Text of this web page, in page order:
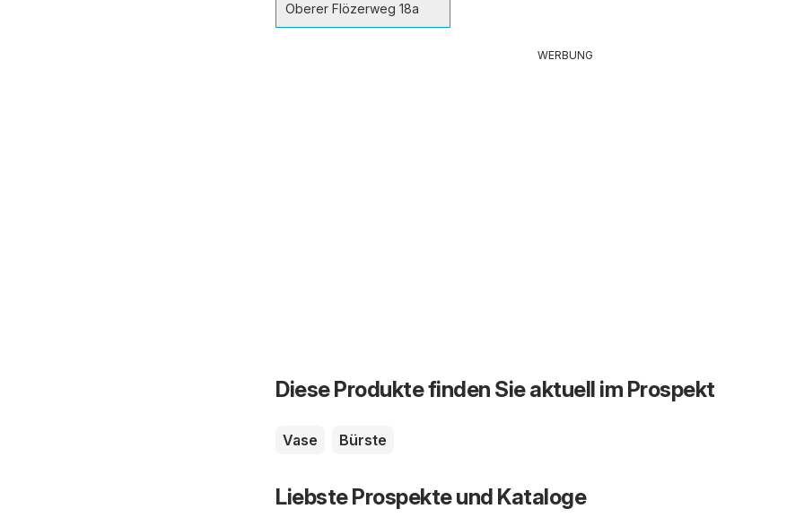
Oberer Flözerweg 18a
WERBUNG
Diese Produkte finden Sie aktuell im Prospekt
Vase Bürste
Liebste Prospekte und Kataloge